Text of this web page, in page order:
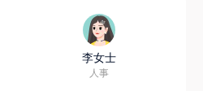
李女士
人事